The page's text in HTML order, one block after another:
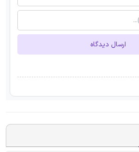
ارسال دیدگاه